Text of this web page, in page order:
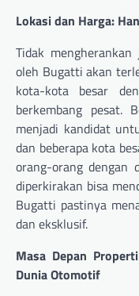
Lokasi dan Harga:
Tidak
oleh Bugatti akan
kota-kota besar
berkembang pesat.
menjadi kandidat
dan beberapa kota
orang-orang dengan
diperkirakan bisa
Bugatti pastinya
dan eksklusif.
Masa Depan
Dunia Otomotif